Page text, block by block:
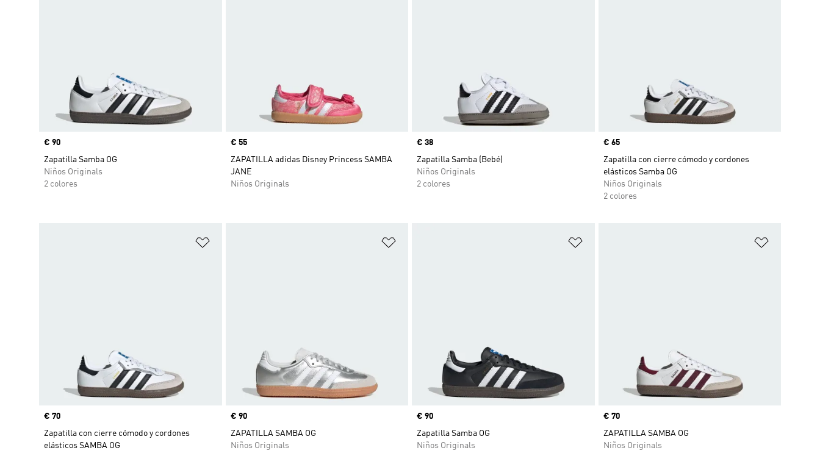
Precio
€ 90
Zapatilla Samba OG
Niños Originals
2 colores
Precio
€ 55
ZAPATILLA adidas Disney Princess SAMBA
JANE
Niños Originals
Precio
€ 38
Zapatilla Samba (Bebé)
Niños Originals
2 colores
Precio
€ 65
Zapatilla con cierre cómodo y cordones
elásticos Samba OG
Niños Originals
2 colores
Precio
€ 70
Zapatilla con cierre cómodo y cordones
elásticos SAMBA OG
Precio
€ 90
ZAPATILLA SAMBA OG
Niños Originals
Precio
€ 90
Zapatilla Samba OG
Niños Originals
Precio
€ 70
ZAPATILLA SAMBA OG
Niños Originals